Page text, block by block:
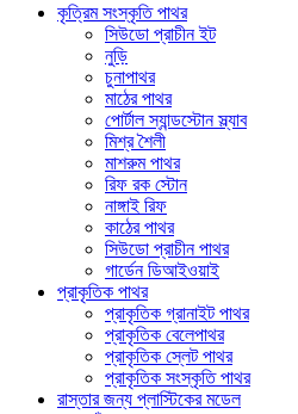
কৃত্রিম সংস্কৃতি পাথর
সিউডো প্রাচীন ইট
নুড়ি
চুনাপাথর
মাঠের পাথর
পোর্টাল স্যান্ডস্টোন স্ল্যাব
মিশ্র শৈলী
মাশরুম পাথর
রিফ রক স্টোন
নাঙ্গাই রিফ
কাঠের পাথর
সিউডো প্রাচীন পাথর
গার্ডেন ডিআইওয়াই
প্রাকৃতিক পাথর
প্রাকৃতিক গ্রানাইট পাথর
প্রাকৃতিক বেলেপাথর
প্রাকৃতিক স্লেট পাথর
প্রাকৃতিক সংস্কৃতি পাথর
রাস্তার জন্য প্লাস্টিকের মডেল